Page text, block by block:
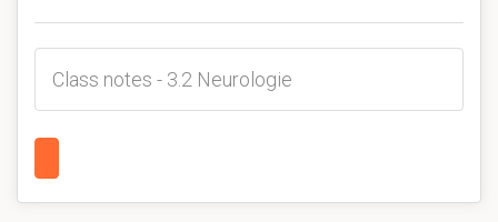
Class notes - 3.2 Neurologie